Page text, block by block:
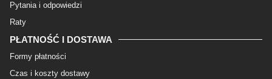
Pytania i odpowiedzi
Raty
PŁATNOŚĆ I DOSTAWA
Formy płatności
Czas i koszty dostawy